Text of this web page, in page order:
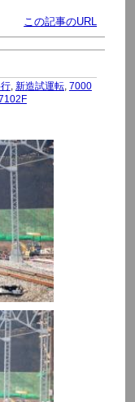
この記事のURL
行, 新造試運転, 7000